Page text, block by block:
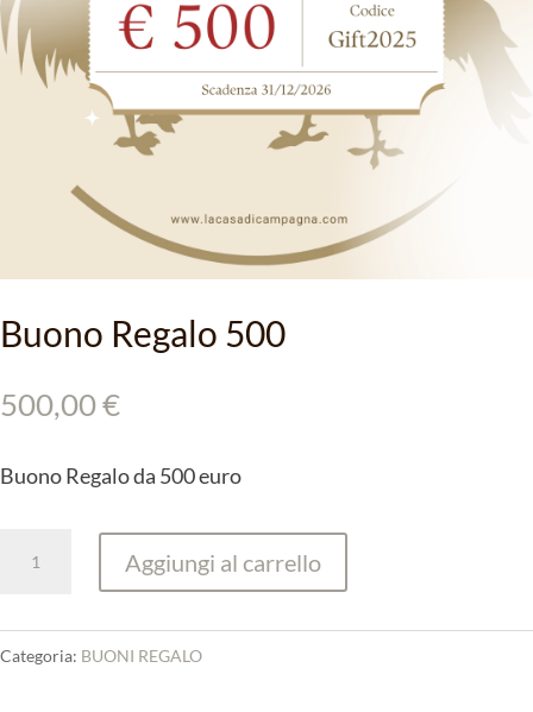
Buono Regalo 500
500,00€
Buono Regalo da 500 euro
quantità
Aggiungi al carrello
Categoria: BUONI REGALO